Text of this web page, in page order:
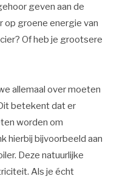
geven aan de
op groene energie van
Of heb je grootsere
allemaal over moeten
betekent dat er
worden om
hierbij bijvoorbeeld aan
Deze natuurlijke
Als je écht